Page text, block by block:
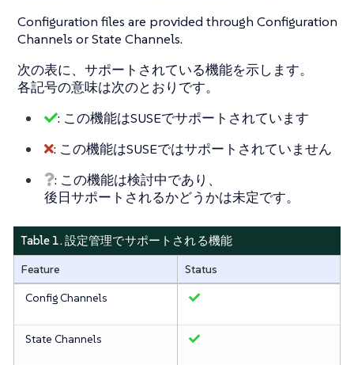
Configuration files are provided through Configuration
Channels or State Channels.
次の表に、サポートされている機能を示します。
各記号の意味は次のとおりです。
: この機能はSUSEでサポートされています
: この機能はSUSEではサポートされていません
: この機能は検討中であり、
後日サポートされるかどうかは未定です。
Table 1. 設定管理でサポートされる機能
Feature
Status
Config Channels
State Channels